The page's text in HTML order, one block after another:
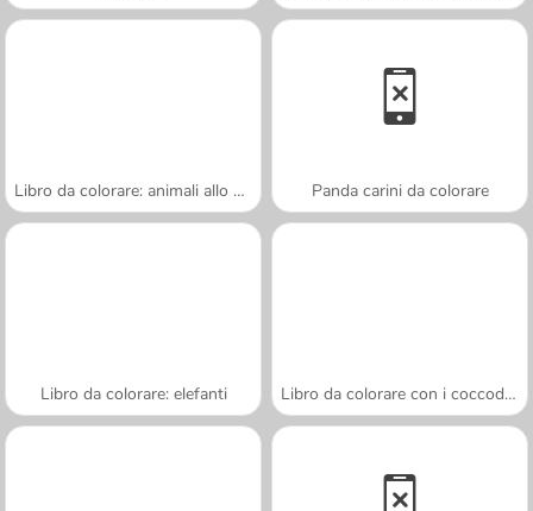
Libro da colorare: animali allo zoo Panda carini da colorare
Libro da colorare: elefanti Libro da colorare con i coccodrilli